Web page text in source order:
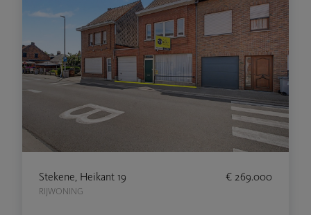
Stekene, Heikant 19
RIJWONING
€ 269.000